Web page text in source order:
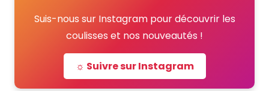
Suis-nous sur Instagram pour découvrir les
coulisses et nos nouveautés !
☼ Suivre sur Instagram